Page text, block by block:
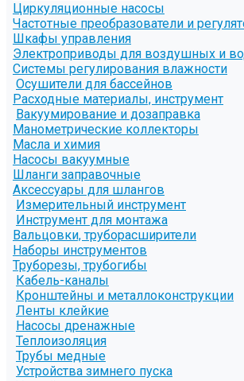
Циркуляционные насосы
Частотные преобразователи и
Шкафы управления
Электроприводы для воздушных и
Системы регулирования влажности
Осушители для бассейнов
Расходные материалы, инструмент
Вакуумирование и дозаправка
Манометрические коллекторы
Масла и химия
Насосы вакуумные
Шланги заправочные
Аксессуары для шлангов
Измерительный инструмент
Инструмент для монтажа
Вальцовки, труборасширители
Наборы инструментов
Труборезы, трубогибы
Кабель-каналы
Кронштейны и металлоконструкции
Ленты клейкие
Насосы дренажные
Теплоизоляция
Трубы медные
Устройства зимнего пуска